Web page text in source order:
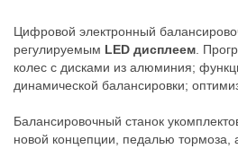
Цифровой электронный
регулируемым LED дисплеем .
колес с дисками из алюминия;
динамической балансировки;
Балансировочный станок
новой концепции, педалью тормоза,